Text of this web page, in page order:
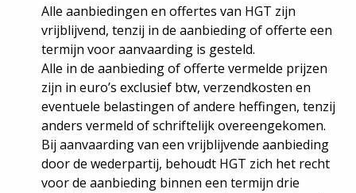
Alle aanbiedingen en offertes van HGT zijn
vrijblijvend, tenzij in de aanbieding of offerte een
termijn voor aanvaarding is gesteld.
Alle in de aanbieding of offerte vermelde prijzen
zijn in euro’s exclusief btw, verzendkosten en
eventuele belastingen of andere heffingen, tenzij
anders vermeld of schriftelijk overeengekomen.
Bij aanvaarding van een vrijblijvende aanbieding
door de wederpartij, behoudt HGT zich het recht
voor de aanbieding binnen een termijn drie